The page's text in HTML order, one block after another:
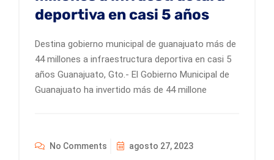
deportiva en casi 5 años
Destina gobierno municipal de guanajuato más de
44 millones a infraestructura deportiva en casi 5
años Guanajuato, Gto.- El Gobierno Municipal de
Guanajuato ha invertido más de 44 millone
No Comments agosto 27, 2023